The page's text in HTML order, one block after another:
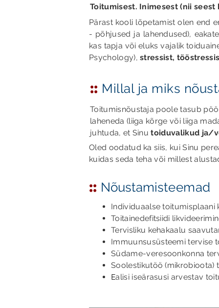
Toitumisest. Inimesest (nii
Pärast kooli lõpetamist olen end
- põhjused ja lahendused),
kas tapja või eluks vajalik
Psychology),stressist,
:: Millal ja miks
Toitumisnõustaja poole tasub
laheneda (liiga kõrge või liiga
juhtuda, et Sinutoiduvalikud ja/
Oled oodatud ka siis, kui Sinu
kuidas seda teha või millest
:: Nõustamisteemad
Individuaalse toitumisplaani
Toitainedefitsiidi
Tervisliku kehakaalu
Immuunsusüsteemi tervise
Südame-veresoonkonna
Soolestikutöö (mikrobioota)
Ealisi iseärasusi arvestav